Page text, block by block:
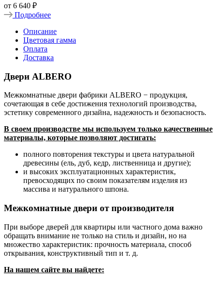
от 6 640 ₽
Подробнее
Описание
Цветовая гамма
Оплата
Доставка
Двери ALBERO
Межкомнатные двери фабрики ALBERO − продукция,
сочетающая в себе достижения технологий производства,
эстетику современного дизайна, надежность и безопасность.
В своем производстве мы используем только качественные
материалы, которые позволяют достигать:
полного повторения текстуры и цвета натуральной
древесины (ель, дуб, кедр, лиственница и другие);
и высоких эксплуатационных характеристик,
превосходящих по своим показателям изделия из
массива и натурального шпона.
Межкомнатные двери от производителя
При выборе дверей для квартиры или частного дома важно
обращать внимание не только на стиль и дизайн, но на
множество характеристик: прочность материала, способ
открывания, конструктивный тип и т. д.
На нашем сайте вы найдете: